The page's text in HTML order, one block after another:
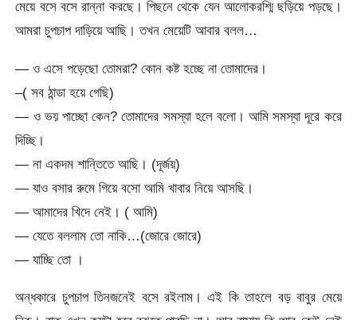
মেয়ে বসে বসে রান্না করছে। পিছনে থেকে যেন আলোকরশ্মি ছড়িয়ে পড়ছে।
আমরা চুপচাপ দাড়িয়ে আছি। তখন মেয়েটি আবার বলল…
— ও এসে পড়েছো তোমরা? কোন কষ্ট হচ্ছে না তোমাদের।
–( সব ঠান্ডা হয়ে গেছি)
— ও ভয় পাচ্ছো কেন? তোমাদের সমস্যা হলে বলো। আমি সমস্যা দূরে করে
দিচ্ছি।
— না একদম শান্তিতে আছি। (দূর্জয়)
— যাও বসার রুমে গিয়ে বসো আমি খাবার নিয়ে আসছি।
— আমাদের খিদে নেই। ( আমি)
— যেতে বললাম তো নাকি…(জোরে জোরে)
— যাচ্ছি তো ।
অন্ধকারে চুপচাপ তিনজনেই বসে রইলাম। এই কি তাহলে বড় বাবুর মেয়ে